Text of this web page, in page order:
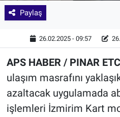
Paylaş
26.02.2025 - 09:57
APS HABER / PINAR
ulaşım masrafını
azaltacak uygulamada
işlemleri İzmirim Kart